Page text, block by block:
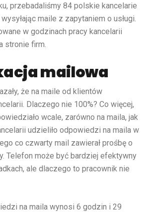
przebadaliśmy 84 polskie kancelarie
maile z zapytaniem o usługi.
w godzinach pracy kancelarii
stronie firm.
mailowa
że na maile od klientów
Dlaczego nie 100%? Co więcej,
wcale, zarówno na maila, jak
udzieliło odpowiedzi na maila w
co czwarty mail zawierał prośbę o
Telefon może być bardziej efektywny
ale dlaczego to pracownik nie
na maila wynosi 6 godzin i 29